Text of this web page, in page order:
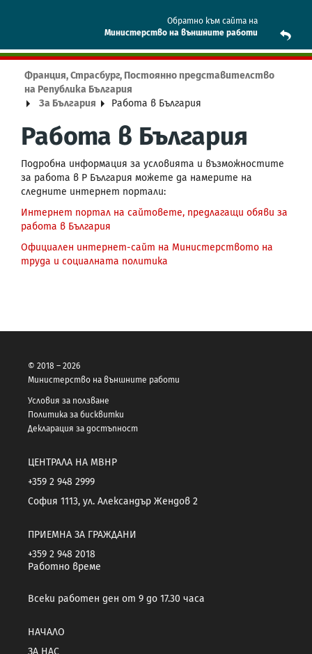
Обратно към сайта на
Mинистерство на външните работи
Франция, Страсбург, Постоянно представителство
на Република България
За България
Работа в България
Работа в България
Подробна информация за условията и възможностите
за работа в Р България можете да намерите на
следните интернет портали:
Интернет портал на сайтовете, предлагащи обяви за
работа в България
Официален интернет-сайт на Министерството на
труда и социалната политика
© 2018 – 2026
Министерство на външните работи
Условия за ползване
Политика за бисквитки
Декларация за достъпност
ЦЕНТРАЛА НА МВНР
+359 2 948 2999
София 1113, ул. Александър Жендов 2
ПРИЕМНА ЗА ГРАЖДАНИ
+359 2 948 2018
Работно време
Всеки работен ден от 9 до 17.30 часа
НАЧАЛО
ЗА НАС